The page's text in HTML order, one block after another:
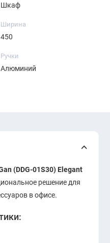
Шкаф
Ширина
450
Ручки
Алюминий
(DDG-01S30) Elegant
решение для
в офисе.